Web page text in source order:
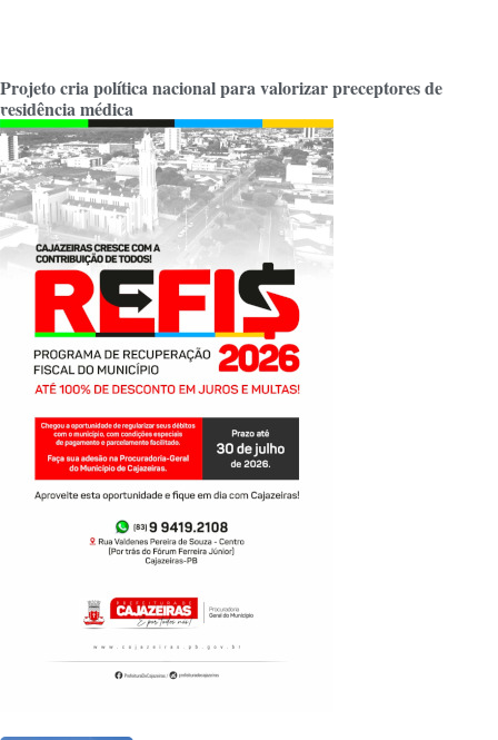
Projeto cria política nacional para valorizar preceptores de
residência médica